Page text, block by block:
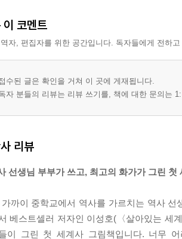
이 코멘트
자, 편집자를 위한 공간입니다. 독자들에게 전하
수된 글은 확인을 거쳐 이 곳에 게재됩니다.
자 분들의 리뷰는 리뷰 쓰기를, 책에 대한 문의는
리뷰
선생님 부부가 쓰고, 최고의 화가가 그린 첫
까이 중학교에서 역사를 가르치는 역사
베스트셀러 저자인 이성호(〈살아있는 세
이 그린 첫 세계사 그림책입니다. 너무